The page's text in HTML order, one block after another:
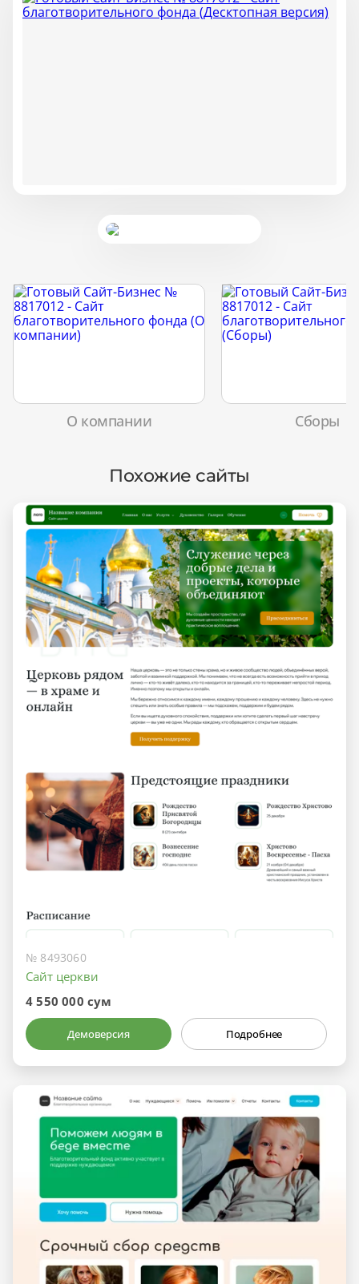
О компании Сборы
Похожие сайты
№ 8493060
Сайт церкви
4 550 000 сум
Демоверсия Подробнее